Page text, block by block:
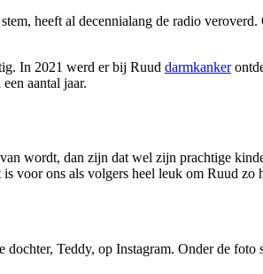
heeft al decennialang de radio
In 2021 werd er bij Ruud darmkanker
aantal jaar.
wordt, dan zijn dat wel zijn prachtige
voor ons als volgers heel leuk om Ruud zo
Teddy, op Instagram. Onder de